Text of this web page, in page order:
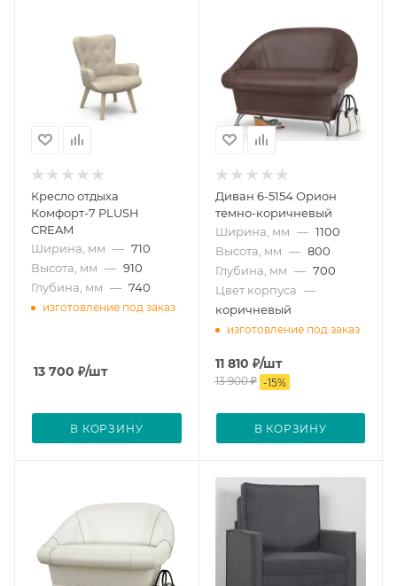
Кресло отдыха
Комфорт-7 PLUSH
CREAM
Ширина, мм — 710
Высота, мм — 910
Глубина, мм — 740
изготовление под заказ
13 700 ₽/шт
В КОРЗИНУ
Диван 6-5154 Орион
темно-коричневый
Ширина, мм — 1100
Высота, мм — 800
Глубина, мм — 700
Цвет корпуса —
коричневый
изготовление под заказ
11 810 ₽/шт
13 900₽ -15%
В КОРЗИНУ